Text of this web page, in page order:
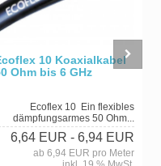
10 Koaxialkabel
Ohm bis 6 GHz
Ecoflex 10 Ein flexibles
dämpfungsarmes 50 Ohm...
6,64 EUR - 6,94 EUR
ab 6,94 EUR pro Meter